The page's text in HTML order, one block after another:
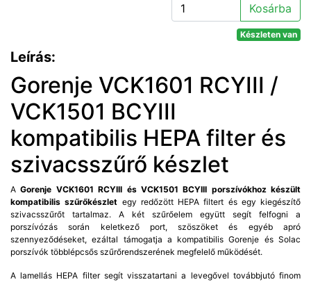
Kosárba
Készleten van
Leírás:
Gorenje VCK1601 RCYIII /
VCK1501 BCYIII
kompatibilis HEPA filter és
szivacsszűrő készlet
AGorenje VCK1601 RCYIII és VCK1501 BCYIII porszívókhoz készült
kompatibilis szűrőkészlet egy redőzött HEPA filtert és egy kiegészítő
szivacsszűrőt tartalmaz. A két szűrőelem együtt segít felfogni a
porszívózás során keletkező port, szöszöket és egyéb apró
szennyeződéseket, ezáltal támogatja a kompatibilis Gorenje és Solac
porszívók többlépcsős szűrőrendszerének megfelelő működését.
A lamellás HEPA filter segít visszatartani a levegővel továbbjutó finom